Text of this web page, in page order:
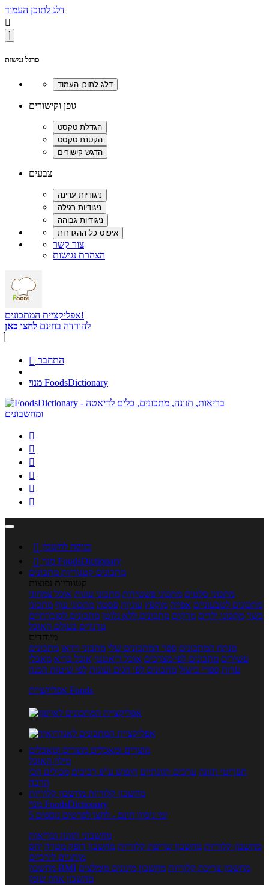
דלג לתוכן העמוד

סרגל נגישות
גופן וקישורים
צבעים
צור קשר
הצהרת נגישות
אפליקציית המתכונים!
להורדה בחינם לחצו כאן
 התחבר
מנוי FoodsDictionary






 כניסה לחשבון

מנוי FoodsDictionary
מתכונים קטגוריות מתכונים
קטגוריות נפוצות
מתכוני סלטים מתכוני פשטידות מתכוני עוגות אוכל צמחוני
מתכונים לטבעוניים אפייה מוקפץ עוגיות פסטה מתכוני עוף מתכוני
בשר מתכוני ילדים מרקים מתכונים ללא גלוטן מתכונים לסוכרתיים
טרנדים בעולם האוכל
מיוחדים
מנתח המתכונים ספר המתכונים שלי מתכוני וידאו מתכונים
עשירים מתכונים לפי מצרכים אוכל דיאטטי אוכל בריא מאכלי
עדות ספרי בישול מתכונים לפי חגים ועונות לפי שיטות הכנה
אפליקציית Foods
מוצרים ומאכלים מוצרים ומאכלים
מילון האוכל
תפריטי תזונה ערכים תזונתיים חיפוש ע"פ רכיבים מכילים הכי
הרבה
מחשבון קלוריות מחשבון קלוריות
מנוי FoodsDictionary
5 ימי ניסיון חינם - לחצו לפרטים נוספים
מחשבוני תזונה ובריאות
מחשבון קלוריות מחשבון שריפת קלוריות מחשבון דופק מטרה יחס
מותניים לירכיים
מחשבון BMI
מחשבון צריכת קלוריות מחשבון מינונים מומלצים
מחשבון אחוז שומן